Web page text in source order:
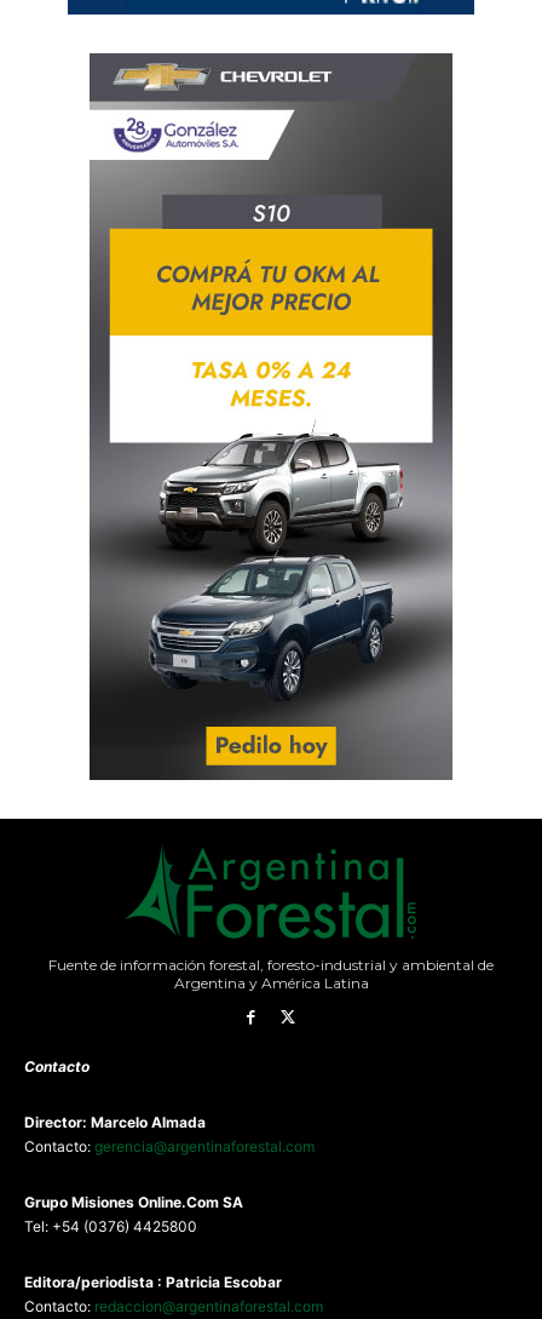
Fuente de información forestal, foresto-industrial y ambiental de
Argentina y América Latina
Contacto
Director: Marcelo Almada
Contacto: gerencia@argentinaforestal.com
Grupo Misiones Online.Com SA
Tel: +54 (0376) 4425800
Editora/periodista : Patricia Escobar
Contacto: redaccion@argentinaforestal.com